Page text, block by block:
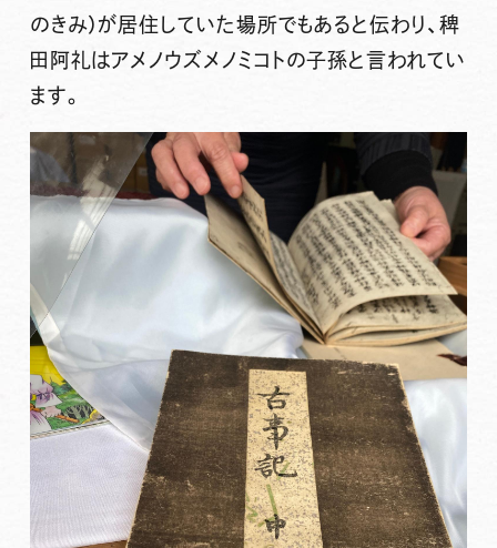
のきみ）が居住していた場所でもあると伝わり、稗
田阿礼はアメノウズメノミコトの子孫と言われてい
ます。